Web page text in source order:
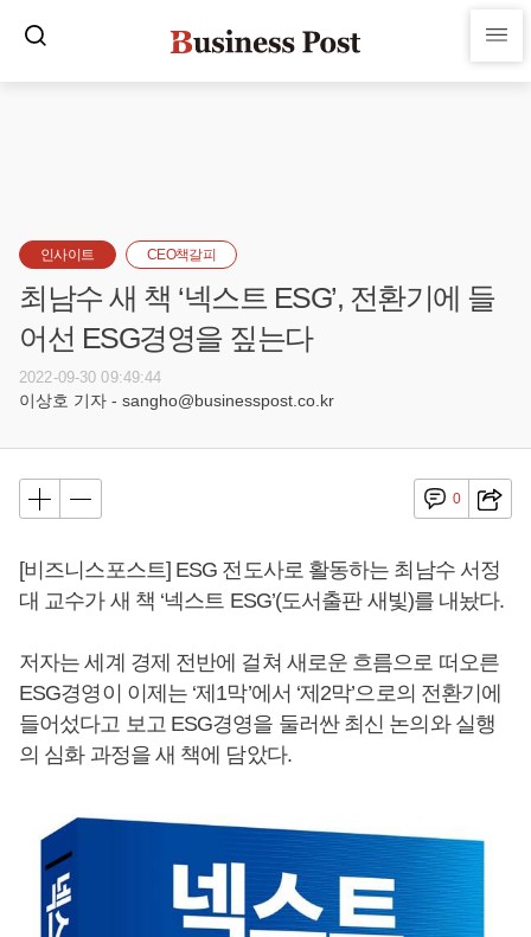
인사이트 CEO책갈피
최남수 새 책 ‘넥스트 ESG’, 전환기에 들
어선 ESG경영을 짚는다
2022-09-30 09:49:44
이상호 기자 - sangho@businesspost.co.kr
0
[비즈니스포스트] ESG 전도사로 활동하는 최남수 서정
대 교수가 새 책 ‘넥스트 ESG’(도서출판 새빛)를 내놨다.
저자는 세계 경제 전반에 걸쳐 새로운 흐름으로 떠오른
ESG경영이 이제는 ‘제1막’에서 ‘제2막’으로의 전환기에
들어섰다고 보고 ESG경영을 둘러싼 최신 논의와 실행
의 심화 과정을 새 책에 담았다.